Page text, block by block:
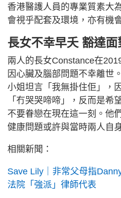
香港醫護人員的專業質素大
會視乎配套及環境，亦有機
長女不幸早夭 豁達面
兩人的長女Constance在
因心臟及腦部問題不幸離世
小姐坦言「我無掛住佢」，
「冇哭哭啼啼」，反而是希
不要眷戀在現在這一刻。他
健康問題或許與當時兩人自
相關新聞：
Save Lily｜非常父母指
法院「強派」律師代表